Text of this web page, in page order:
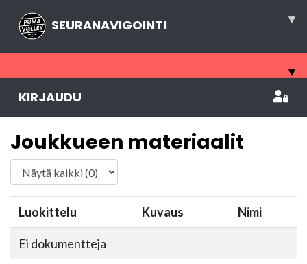
SEURANAVIGOINTI ▾
▾
KIRJAUDU
Joukkueen materiaalit
Luokittelu Kuvaus Nimi
Ei dokumentteja